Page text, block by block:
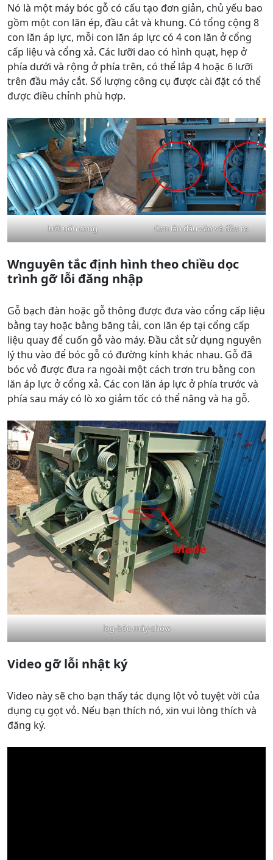
Nó là một máy bóc gỗ có cấu tạo đơn giản, chủ yếu bao
gồm một con lăn ép, đầu cắt và khung. Có tổng cộng 8
con lăn áp lực, mỗi con lăn áp lực có 4 con lăn ở cổng
cấp liệu và cổng xả. Các lưỡi dao có hình quạt, hẹp ở
phía dưới và rộng ở phía trên, có thể lắp 4 hoặc 6 lưỡi
trên đầu máy cắt. Số lượng công cụ được cài đặt có thể
được điều chỉnh phù hợp.
lưỡi uốn cong Con lăn đầu vào và đầu ra
Wnguyên tắc định hình theo chiều dọc
trình gỡ lỗi đăng nhập
Gỗ bạch đàn hoặc gỗ thông được đưa vào cổng cấp liệu
bằng tay hoặc bằng băng tải, con lăn ép tại cổng cấp
liệu quay để cuốn gỗ vào máy. Đầu cắt sử dụng nguyên
lý thu vào để bóc gỗ có đường kính khác nhau. Gỗ đã
bóc vỏ được đưa ra ngoài một cách trơn tru bằng con
lăn áp lực ở cổng xả. Các con lăn áp lực ở phía trước và
phía sau máy có lò xo giảm tốc có thể nâng và hạ gỗ.
log-bóc-máy-show
Video gỡ lỗi nhật ký
Video này sẽ cho bạn thấy tác dụng lột vỏ tuyệt vời của
dụng cụ gọt vỏ. Nếu bạn thích nó, xin vui lòng thích và
đăng ký.